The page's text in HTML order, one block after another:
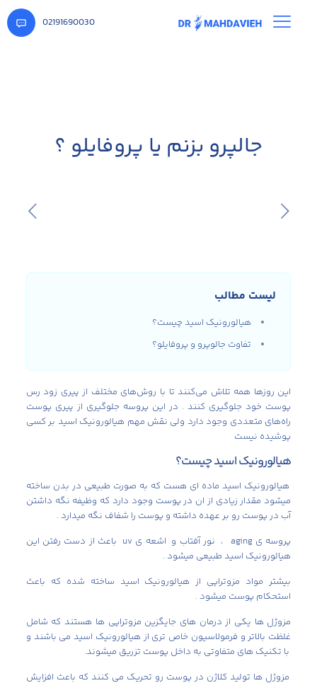
02191690030
جالپرو بزنم یا پروفایلو ؟
لیست مطالب
هیالورونیک اسید چیست؟
تفاوت جالوپرو و پروفایلو؟
این روزها همه تلاش می‌کنند تا با روش‌های مختلف از پیری زود رس
پوست خود جلوگیری کنند . در این پروسه جلوگیری از پیری پوست
راه‌های متعددی وجود دارد ولی نقش مهم هیالورونیک اسید بر کسی
پوشیده نیست
هیالورونیک اسید چیست؟
هیالورونیک اسید ماده ای هست که به صورت طبیعی در بدن ساخته
میشود مقدار زیادی از ان در پوست وجود دارد که وظیفه نگه داشتن
آب در پوست رو بر عهده داشته و پوست را شفاف نگه میدارد .
پروسه ی aging ، نور آفتاب و اشعه ی uv باعث از دست رفتن این
هیالورونیک اسید طبیعی میشود .
بیشتر مواد مزوتراپی از هیالورونیک اسید ساخته شده که باعث
استحکام پوست میشود .
مزوژل ها یکی از درمان های جایگزین مزوتراپی ها هستند که شامل
غلظت بالاتر و فرمولاسیون خاص تری از هیالورونیک اسید می باشند و
با تکنیک های متفاوتی به داخل پوست تزریق میشوند.
مزوژل ها تولید کلاژن در پوست رو تحریک می کنند که باعث افزایش